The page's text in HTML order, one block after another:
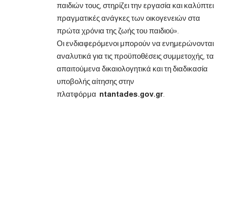
παιδιών τους, στηρίζει την εργασία και καλύπτει
πραγματικές ανάγκες των οικογενειών στα
πρώτα χρόνια της ζωής του παιδιού».
Οι ενδιαφερόμενοι μπορούν να ενημερώνονται
αναλυτικά για τις προϋποθέσεις συμμετοχής, τα
απαιτούμενα δικαιολογητικά και τη διαδικασία
υποβολής αίτησης στην
πλατφόρμα ntantades.gov.gr